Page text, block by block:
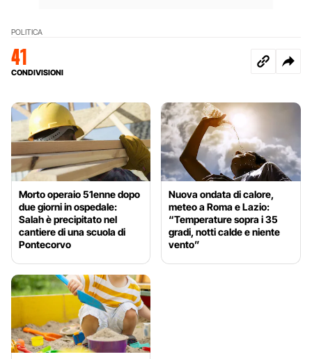
POLITICA
41
CONDIVISIONI
Morto operaio 51enne dopo
due giorni in ospedale:
Salah è precipitato nel
cantiere di una scuola di
Pontecorvo
Nuova ondata di calore,
meteo a Roma e Lazio:
“Temperature sopra i 35
gradi, notti calde e niente
vento”